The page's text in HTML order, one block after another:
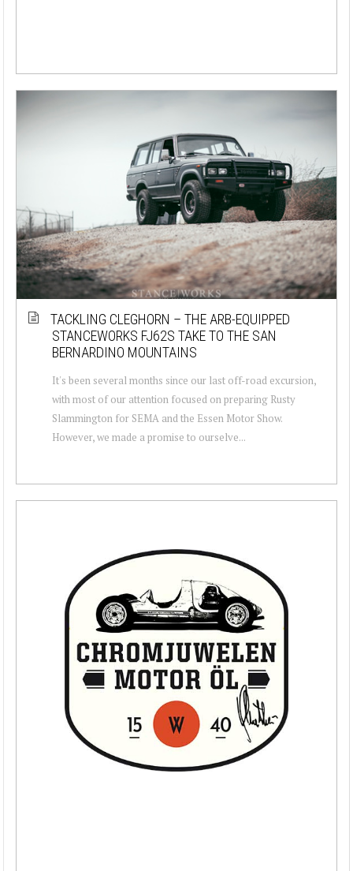
TACKLING CLEGHORN – THE ARB-EQUIPPED
STANCEWORKS FJ62S TAKE TO THE SAN
BERNARDINO MOUNTAINS
It's been several months since our last off-road excursion,
with most of our attention focused on preparing Rusty
Slammington for SEMA and the Essen Motor Show.
However, we made a promise to ourselve...